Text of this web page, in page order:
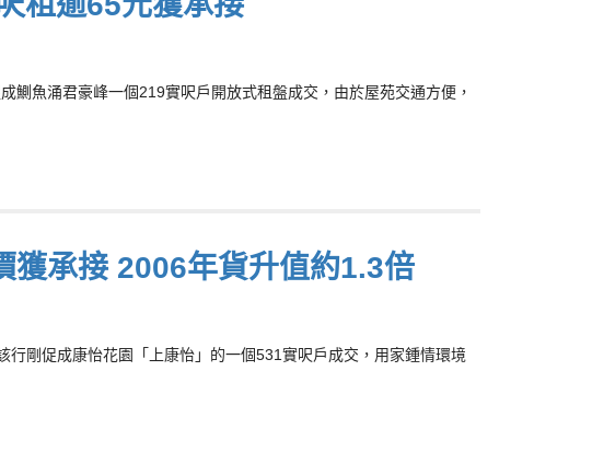
魚涌君豪峰一個219實呎戶開放式租盤成交，由於屋苑交通方便，
獲承接 2006年貨升值約1.3倍
剛促成康怡花園「上康怡」的一個531實呎戶成交，用家鍾情環境